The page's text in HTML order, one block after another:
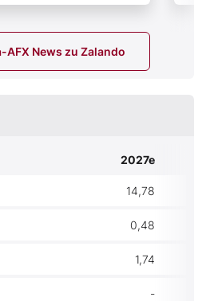
AFX News zu Zalando
2027e
14,78
0,48
1,74
-